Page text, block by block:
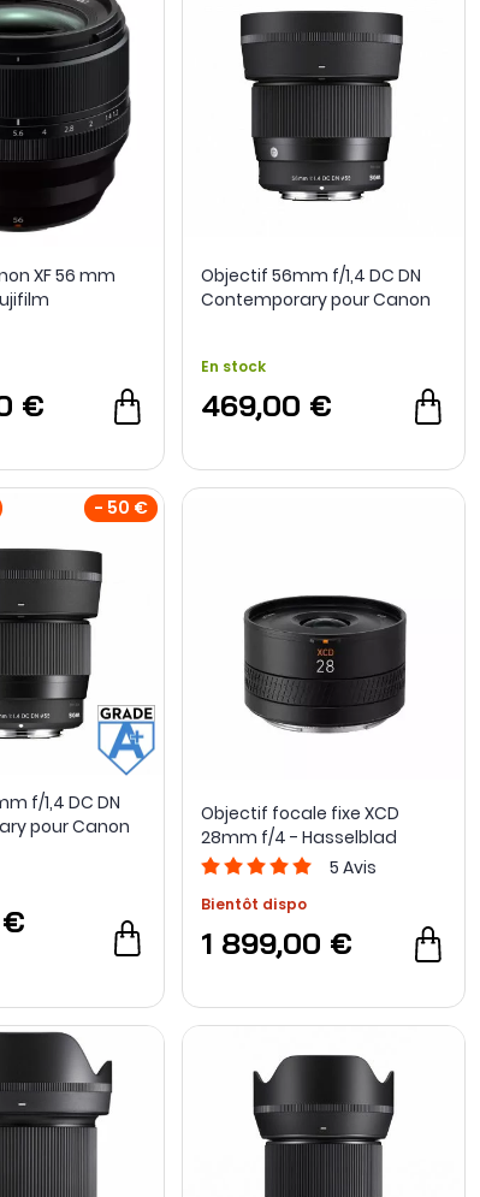
XF 56 mm
€
Objectif 56mm f/1,4 DC DN
Contemporary pour Canon
En stock
469,00 €
- 50 €
f/1,4 DC DN
pour Canon
€
Objectif focale fixe XCD
28mm f/4 - Hasselblad
5 Avis
Bientôt dispo
1 899,00 €